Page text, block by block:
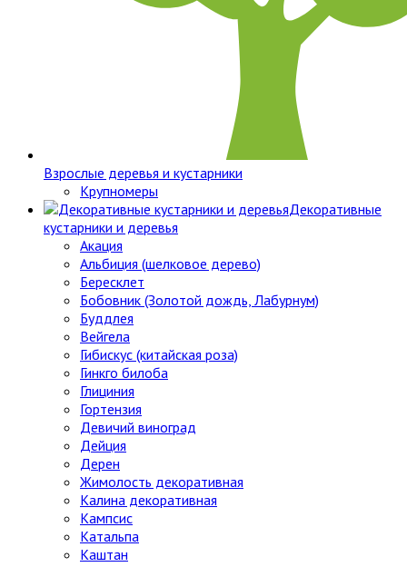
Взрослые деревья и кустарники
Крупномеры
Декоративные
кустарники и деревья
Акация
Альбиция (шелковое дерево)
Бересклет
Бобовник (Золотой дождь, Лабурнум)
Буддлея
Вейгела
Гибискус (китайская роза)
Гинкго билоба
Глициния
Гортензия
Девичий виноград
Дейция
Дерен
Жимолость декоративная
Калина декоративная
Кампсис
Катальпа
Каштан